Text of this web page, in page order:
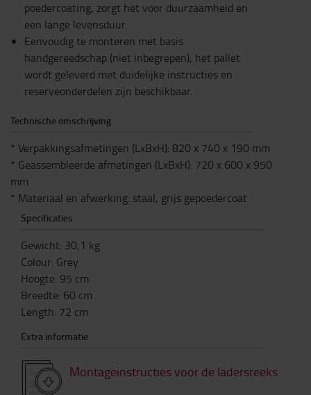
poedercoating, zorgt het voor duurzaamheid en
een lange levensduur.
Eenvoudig te monteren met basis
handgereedschap (niet inbegrepen), het pallet
wordt geleverd met duidelijke instructies en
reserveonderdelen zijn beschikbaar.
Technische omschrijving
* Verpakkingsafmetingen (LxBxH): 820 x 740 x 190 mm
* Geassembleerde afmetingen (LxBxH): 720 x 600 x 950
mm
* Materiaal en afwerking: staal, grijs gepoedercoat
Specificaties
Gewicht: 30,1 kg
Colour: Grey
Hoogte: 95 cm
Breedte: 60 cm
Length: 72 cm
Extra informatie
Montageinstructies voor de ladersreeks